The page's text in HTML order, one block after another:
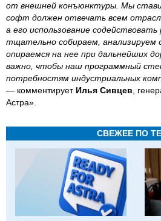
от внешней конъюнктуры. Мы
софт должен отвечать всем
а его использование
тщательно собираем, анализируем
опираемся на нее при дальнейших
важно, чтобы наш программный
потребностям индустриальных
— комментирует Илья Сивцев ,
Астра».
СВЕЖЕЕ ПО